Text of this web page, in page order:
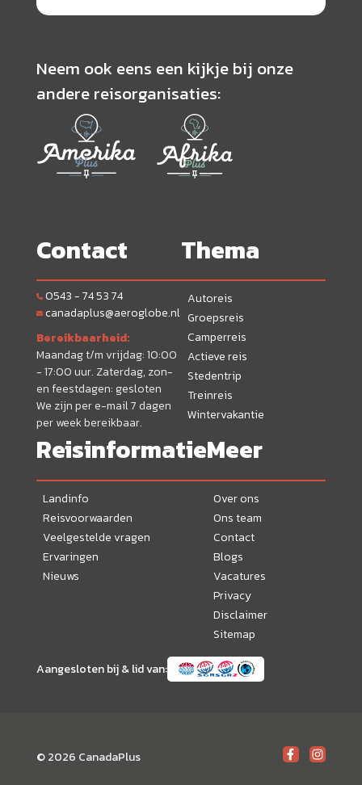
Neem ook eens een kijkje bij onze
andere reisorganisaties:
Contact
0543 - 74 53 74
canadaplus@aeroglobe.nl
Bereikbaarheid:
Maandag t/m vrijdag: 10:00
- 17:00 uur. Zaterdag, zon-
en feestdagen: gesloten
We zijn per e-mail 7 dagen
per week bereikbaar.
Thema
Autoreis
Groepsreis
Camperreis
Actieve reis
Stedentrip
Treinreis
Wintervakantie
Reisinformatie
Landinfo
Reisvoorwaarden
Veelgestelde vragen
Ervaringen
Nieuws
Meer
Over ons
Ons team
Contact
Blogs
Vacatures
Privacy
Disclaimer
Sitemap
Aangesloten bij & lid van:
© 2026 CanadaPlus